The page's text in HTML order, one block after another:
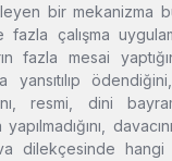
bir mekanizma
çalışma
fazla mesai
yansıtılıp
resmi, dini
dilekçesinde